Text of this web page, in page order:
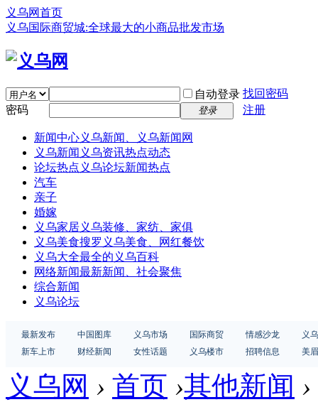
义乌网首页
义乌国际商贸城:全球最大的小商品批发市场
自动登录 找回密码
密码
登录 注册
新闻中心义乌新闻、义乌新闻网
义乌新闻 义乌资讯热点动态
论坛热点 义乌论坛新闻热点
汽车
亲子
婚嫁
义乌家居义乌装修、家纺、家俱
义乌美食搜罗义乌美食、网红餐饮
义乌大全最全的义乌百科
网络新闻最新新闻、社会聚焦
综合新闻
义乌论坛
最新发布 中国图库 义乌市场 国际商贸 情感沙龙
义
新车上市
财经新闻 女性话题 义乌楼市 招聘信息 美
义乌网 › 首页 ›其他新闻 ›